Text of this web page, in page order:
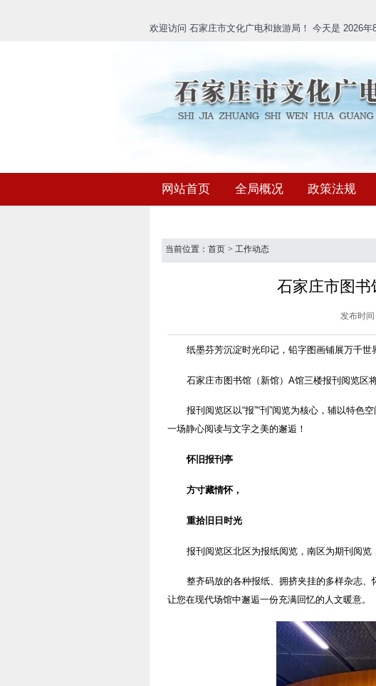
欢迎访问 石家庄市文化广电和旅游局！ 今天是 2026年
网站首页 全局概况 政策法规
当前位置： 首页 > 工作动态
石家庄市图
发布时间
纸墨芬芳沉淀时光印记，铅字图画铺展万千世
石家庄市图书馆（新馆）A馆三楼报刊阅览区
报刊阅览区以“报”“刊”阅览为核心，辅以特
一场静心阅读与文字之美的邂逅！
怀旧报刊亭
方寸藏情怀，
重拾旧日时光
报刊阅览区北区为报纸阅览，南区为期刊阅览
整齐码放的各种报纸、拥挤夹挂的多样杂志
让您在现代场馆中邂逅一份充满回忆的人文暖意。